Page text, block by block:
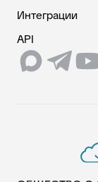
Интеграции
API